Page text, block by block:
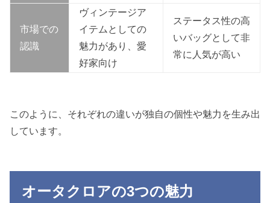
市場での
認識
ヴィンテージア
イテムとしての
魅力があり、愛
好家向け
ステータス性の高
いバッグとして非
常に人気が高い
このように、それぞれの違いが独自の個性や魅力を生み出
しています。
オータクロアの3つの魅力